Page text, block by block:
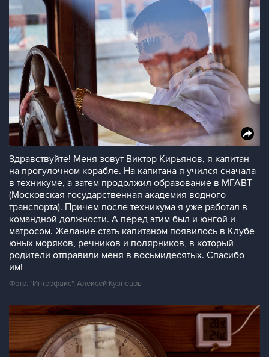
Здравствуйте! Меня зовут Виктор Кирьянов, я капитан
на прогулочном корабле. На капитана я учился сначала
в техникуме, а затем продолжил образование в МГАВТ
(Московская государственная академия водного
транспорта). Причем после техникума я уже работал в
командной должности. А перед этим был и юнгой и
матросом. Желание стать капитаном появилось в Клубе
юных моряков, речников и полярников, в который
родители отправили меня в восьмидесятых. Спасибо
им!
Фото: "Интерфакс", Алексей Кузнецов